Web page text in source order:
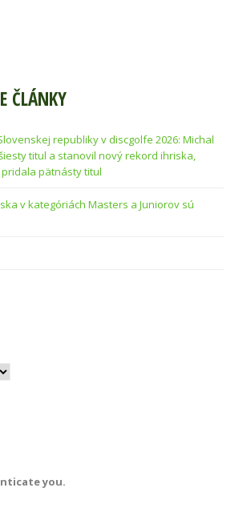
ČLÁNKY
republiky v discgolfe 2026: Michal
titul a stanovil nový rekord ihriska,
pätnásty titul
v kategóriách Masters a Juniorov sú
you.